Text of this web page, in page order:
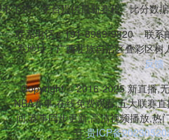
顿。平台提供最新赛程、比分
联系电话：191-8989-9820
联系
系地址：广西壮族自治区叠彩区树
反馈
Copyright © 2016-2025 新直播,
NBA赛事,在线免费观看,五大联赛
间,赛事同步更新,高清视频播放,热
号:贵ICP备